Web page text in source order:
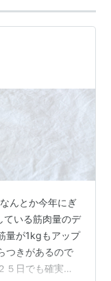
んとか今年にぎ
ている筋肉量のデ
量が1kgもアップ
つきがあるので
５日でも確実に